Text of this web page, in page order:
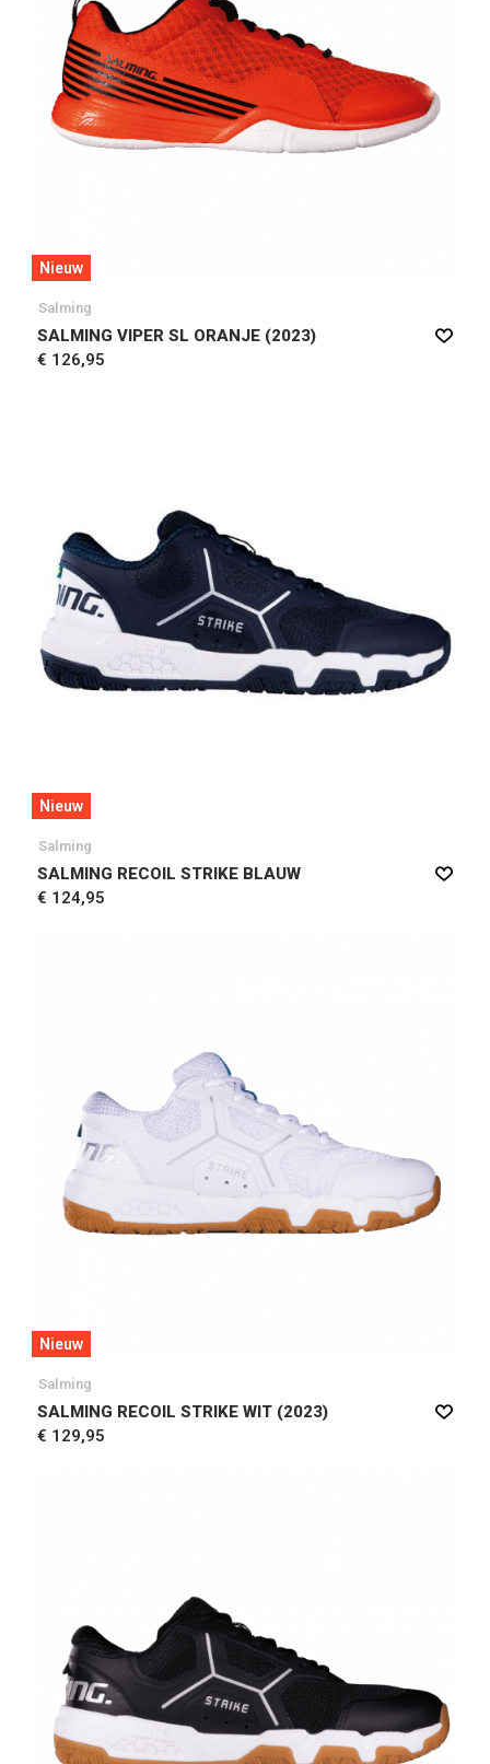
Nieuw
Salming
SALMING VIPER SL ORANJE (2023)
€ 126,95
Nieuw
Salming
SALMING RECOIL STRIKE BLAUW
€ 124,95
Nieuw
Salming
SALMING RECOIL STRIKE WIT (2023)
€ 129,95